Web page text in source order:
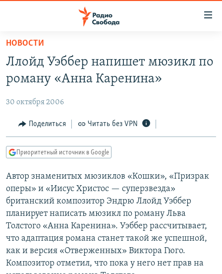
упрощенного
доступа
основному
Вернутся
главной
навигации
Вернутся
поиску
ПОДКАСТЫ
АВТОРСКИЕ ПРОЕКТЫ
ЦИТАТЫ СВОБОДЫ
МНЕНИЯ
IDEL.РЕАЛИИ
КАВКАЗ.РЕАЛИИ
СЕВЕР.РЕАЛИИ
СИБИРЬ.РЕАЛИИ
РАСПИСАНИЕ ВЕЩАНИЯ
ПОДПИШИТЕСЬ НА РАССЫЛКУ
НОВОСТИ
Ллойд Уэббер напишет мюзикл по
роману «Анна Каренина»
30 октября 2006
Поделиться Читать без VPN
Приоритетный источник в Google
Автор знаменитых мюзиклов «Кошки», «Призрак
оперы» и «Иисус Христос — суперзвезда»
британский композитор Эндрю Ллойд Уэббер
планирует написать мюзикл по роману Льва
Толстого «Анна Каренина». Уэббер рассчитывает,
что адаптация романа станет такой же успешной,
как и версия «Отверженных» Виктора Гюго.
Композитор отметил, что пока у него нет прав на